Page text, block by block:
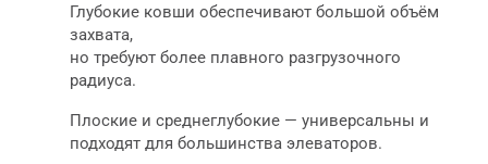
Глубокие ковши обеспечивают большой объём
захвата,
но требуют более плавного разгрузочного
радиуса.
Плоские и среднеглубокие — универсальны и
подходят для большинства элеваторов.